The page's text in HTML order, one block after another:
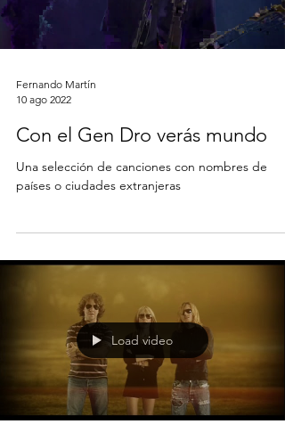
Fernando Martín
10 ago 2022
Con el Gen Dro verás mundo
Una selección de canciones con nombres de
países o ciudades extranjeras
Load video